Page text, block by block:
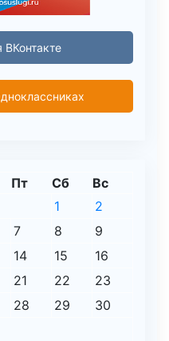
Пт Сб Вс
1
2
7 8
9
14 15
16
21 22
23
28 29
30